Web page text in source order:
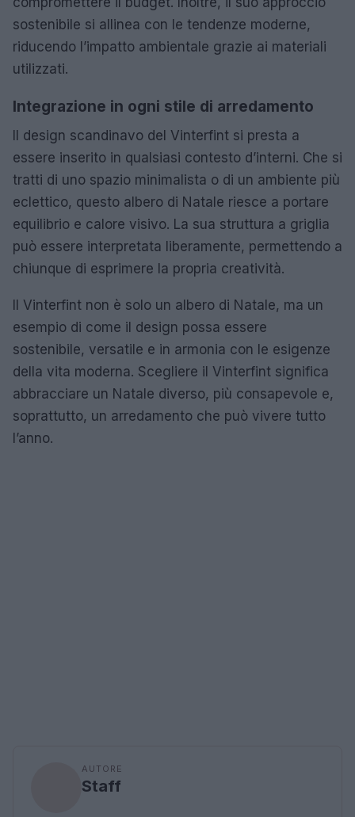
sostenibile si allinea con le tendenze moderne,
riducendo l’impatto ambientale grazie ai materiali
utilizzati.
Integrazione in ogni stile di arredamento
Il design scandinavo del Vinterfint si presta a
essere inserito in qualsiasi contesto d’interni. Che si
tratti di uno spazio minimalista o di un ambiente più
eclettico, questo albero di Natale riesce a portare
equilibrio e calore visivo. La sua struttura a griglia
può essere interpretata liberamente, permettendo a
chiunque di esprimere la propria creatività.
Il Vinterfint non è solo un albero di Natale, ma un
esempio di come il design possa essere
sostenibile, versatile e in armonia con le esigenze
della vita moderna. Scegliere il Vinterfint significa
abbracciare un Natale diverso, più consapevole e,
soprattutto, un arredamento che può vivere tutto
l’anno.
AUTORE
Staff